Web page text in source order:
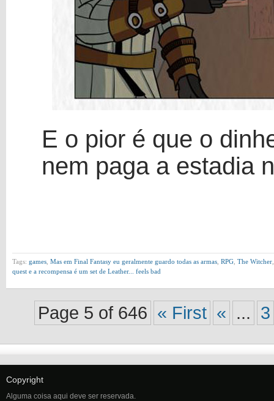
E o pior é que o
nem paga a estadia
Tags: games Mas em Final Fantasy eu geralmente guardo todas as armas RPG The Witcher
quest e a recompensa é um set de Leather... feels bad
Page 5 of 646 « First « ... 3
Copyright
Alguma coisa aqui deve ser reservada.